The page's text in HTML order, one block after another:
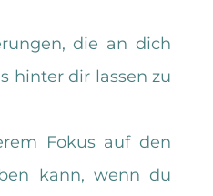
die an dich
hinter dir lassen zu
Fokus auf den
kann, wenn du